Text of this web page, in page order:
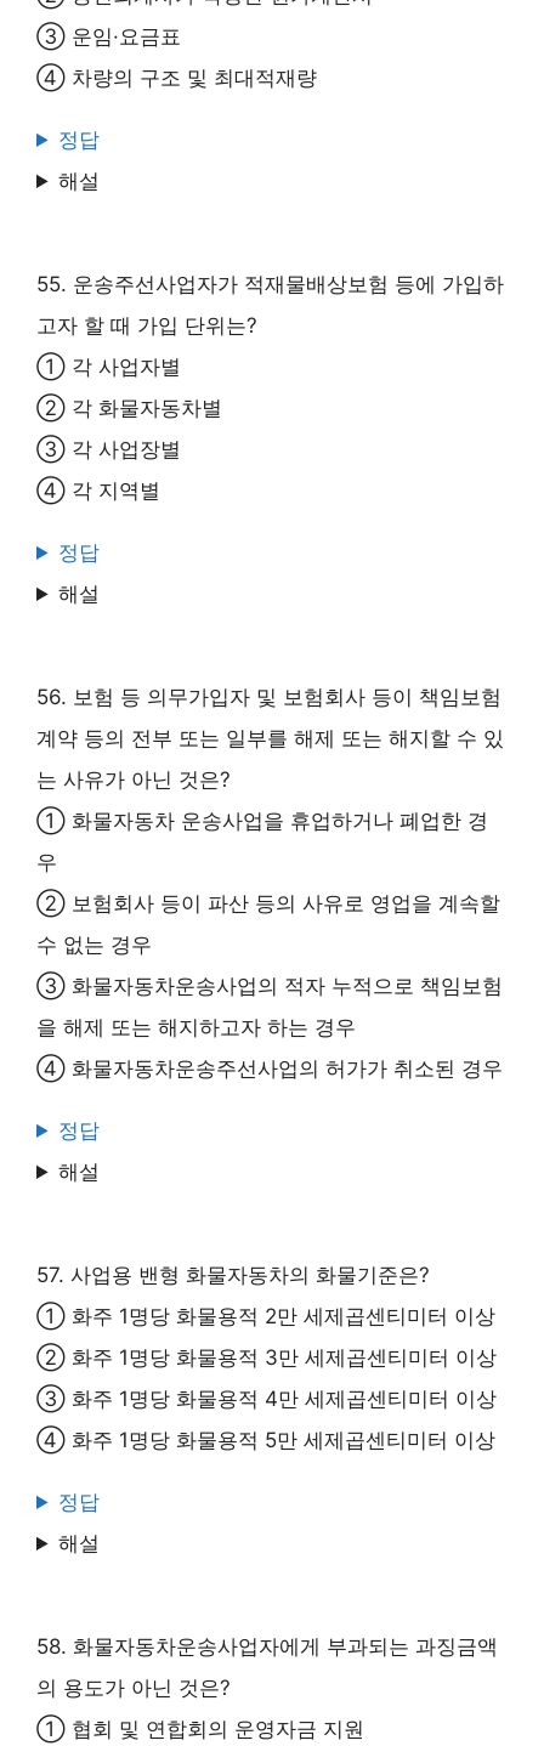
③ 운임·요금표
④ 차량의 구조 및 최대적재량
정답
해설
55. 운송주선사업자가 적재물배상보험 등에 가입하
고자 할 때 가입 단위는?
① 각 사업자별
② 각 화물자동차별
③ 각 사업장별
④ 각 지역별
정답
해설
56. 보험 등 의무가입자 및 보험회사 등이 책임보험
계약 등의 전부 또는 일부를 해제 또는 해지할 수 있
는 사유가 아닌 것은?
① 화물자동차 운송사업을 휴업하거나 폐업한 경
우
② 보험회사 등이 파산 등의 사유로 영업을 계속할
수 없는 경우
③ 화물자동차운송사업의 적자 누적으로 책임보험
을 해제 또는 해지하고자 하는 경우
④ 화물자동차운송주선사업의 허가가 취소된 경우
정답
해설
57. 사업용 밴형 화물자동차의 화물기준은?
① 화주 1명당 화물용적 2만 세제곱센티미터 이상
② 화주 1명당 화물용적 3만 세제곱센티미터 이상
③ 화주 1명당 화물용적 4만 세제곱센티미터 이상
④ 화주 1명당 화물용적 5만 세제곱센티미터 이상
정답
해설
58. 화물자동차운송사업자에게 부과되는 과징금액
의 용도가 아닌 것은?
① 협회 및 연합회의 운영자금 지원